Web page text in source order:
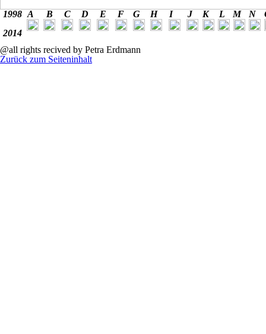
1998
2014
A B C D E F G H I J K L M N
@all rights recived by Petra Erdmann
Zurück zum Seiteninhalt